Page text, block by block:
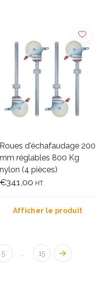
Roues d'échafaudage 200
mm réglables 800 Kg
nylon (4 pièces)
€341,00 HT
Afficher le produit
5 15